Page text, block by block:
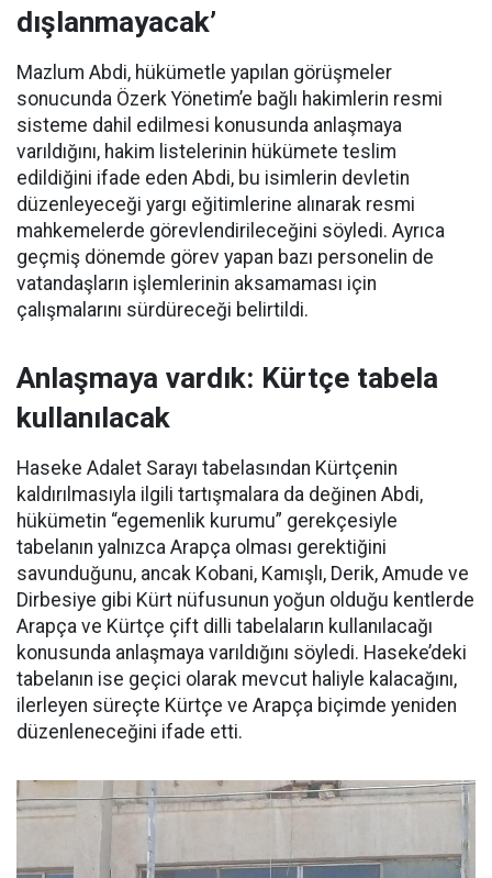
dışlanmayacak’
Mazlum Abdi, hükümetle yapılan görüşmeler
sonucunda Özerk Yönetim’e bağlı hakimlerin resmi
sisteme dahil edilmesi konusunda anlaşmaya
varıldığını, hakim listelerinin hükümete teslim
edildiğini ifade eden Abdi, bu isimlerin devletin
düzenleyeceği yargı eğitimlerine alınarak resmi
mahkemelerde görevlendirileceğini söyledi. Ayrıca
geçmiş dönemde görev yapan bazı personelin de
vatandaşların işlemlerinin aksamaması için
çalışmalarını sürdüreceği belirtildi.
Anlaşmaya vardık: Kürtçe tabela
kullanılacak
Haseke Adalet Sarayı tabelasından Kürtçenin
kaldırılmasıyla ilgili tartışmalara da değinen Abdi,
hükümetin “egemenlik kurumu” gerekçesiyle
tabelanın yalnızca Arapça olması gerektiğini
savunduğunu, ancak Kobani, Kamışlı, Derik, Amude ve
Dirbesiye gibi Kürt nüfusunun yoğun olduğu kentlerde
Arapça ve Kürtçe çift dilli tabelaların kullanılacağı
konusunda anlaşmaya varıldığını söyledi. Haseke’deki
tabelanın ise geçici olarak mevcut haliyle kalacağını,
ilerleyen süreçte Kürtçe ve Arapça biçimde yeniden
düzenleneceğini ifade etti.